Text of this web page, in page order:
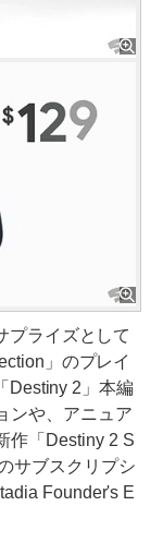
ライズとして
」のプレイ
Destiny 2」本編
ンや、アニュア
作「Destiny 2 S
サブスクリプシ
Founder's E